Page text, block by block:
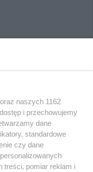
naszych 1162
i przechowujemy
dane
standardowe
czy dane
treści, pomiar reklam i